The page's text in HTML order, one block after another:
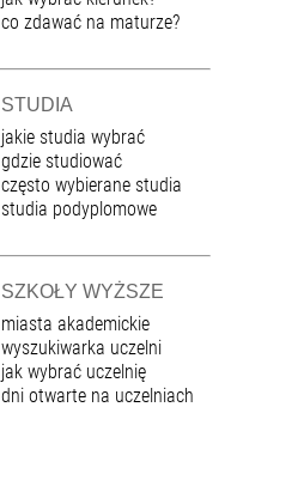
co zdawać na maturze?
STUDIA
jakie studia wybrać
gdzie studiować
często wybierane studia
studia podyplomowe
SZKOŁY WYŻSZE
miasta akademickie
wyszukiwarka uczelni
jak wybrać uczelnię
dni otwarte na uczelniach